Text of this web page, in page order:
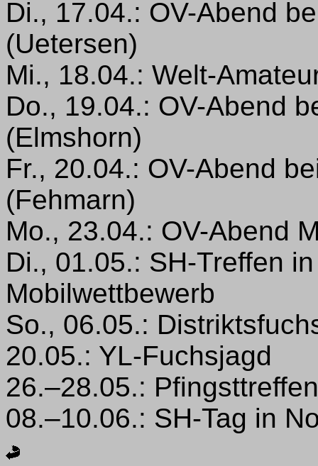
Di., 17.04.: OV-Abend
(Uetersen)
Mi., 18.04.: Welt-
Do., 19.04.: OV-Abend
(Elmshorn)
Fr., 20.04.: OV-Abend
(Fehmarn)
Mo., 23.04.: OV-Abend
Di., 01.05.: SH-Treffen
Mobilwettbewerb
So., 06.05.:
20.05.: YL-Fuchsjagd
26.–28.05.:
08.–10.06.: SH-Tag in